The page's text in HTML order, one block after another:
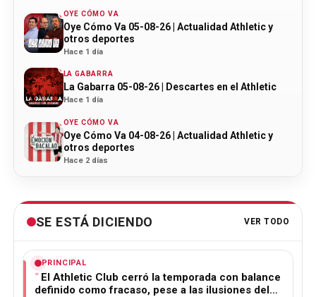
OYE CÓMO VA
Oye Cómo Va 05-08-26 | Actualidad Athletic y
otros deportes
Hace 1 día
LA GABARRA
La Gabarra 05-08-26 | Descartes en el Athletic
Hace 1 día
OYE CÓMO VA
Oye Cómo Va 04-08-26 | Actualidad Athletic y
otros deportes
Hace 2 días
SE ESTÁ DICIENDO VER TODO
PRINCIPAL
El Athletic Club cerró la temporada con balance
definido como fracaso, pese a las ilusiones del…